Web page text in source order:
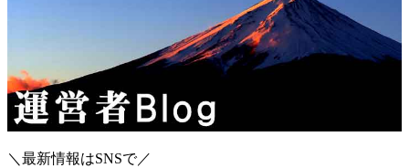
＼最新情報はSNSで／